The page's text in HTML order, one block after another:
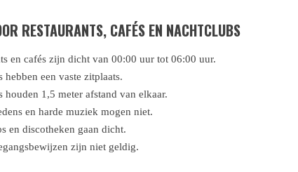
RESTAURANTS, CAFÉS EN NACHTCLUBS
en cafés zijn dicht van 00:00 uur tot 06:00 uur.
hebben een vaste zitplaats.
houden 1,5 meter afstand van elkaar.
en harde muziek mogen niet.
en discotheken gaan dicht.
zijn niet geldig.